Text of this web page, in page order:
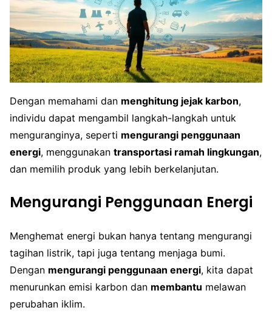
Dengan memahami dan menghitung jejak karbon,
individu dapat mengambil langkah-langkah untuk
menguranginya, seperti mengurangi penggunaan
energi, menggunakan transportasi ramah lingkungan,
dan memilih produk yang lebih berkelanjutan.
Mengurangi Penggunaan Energi
Menghemat energi bukan hanya tentang mengurangi
tagihan listrik, tapi juga tentang menjaga bumi.
Dengan mengurangi penggunaan energi, kita dapat
menurunkan emisi karbon dan membantu melawan
perubahan iklim.